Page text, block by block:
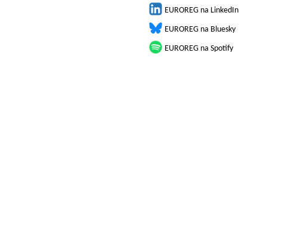
EUROREG na LinkedIn
EUROREG na Bluesky
EUROREG na Spotify